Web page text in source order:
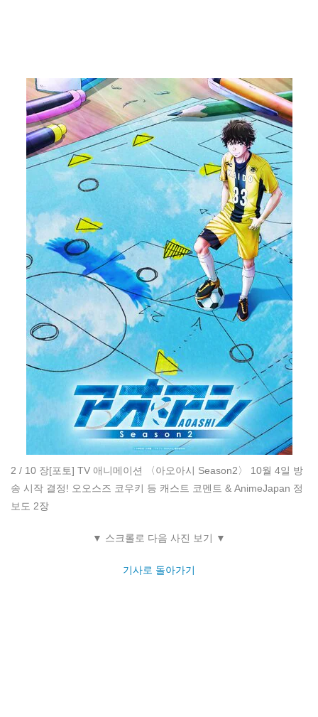
2 / 10 장[포토] TV 애니메이션 〈아오아시 Season2〉 10월 4일 방
송 시작 결정! 오오스즈 코우키 등 캐스트 코멘트 & AnimeJapan 정
보도 2장
▼ 스크롤로 다음 사진 보기 ▼
기사로 돌아가기